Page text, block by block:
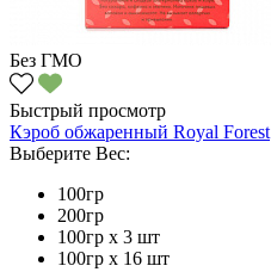
Без ГМО
Быстрый просмотр
Кэроб обжаренный Royal Forest
Выберите Вес:
100гр
200гр
100гр х 3 шт
100гр х 16 шт